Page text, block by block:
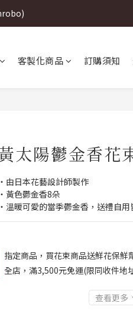
客製化商品 訂購須知
太陽鬱金香花
・由日本花藝設計師製作
・黃色鬱金香8朵
・溫暖可愛的當季鬱金香，送禮自用
指定商品，買花束商品送鮮花保鮮
全店，滿3,500元免運(限同收件地
查看更多